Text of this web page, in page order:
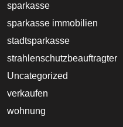
sparkasse
sparkasse immobilien
stadtsparkasse
strahlenschutzbeauftragter
Uncategorized
verkaufen
wohnung